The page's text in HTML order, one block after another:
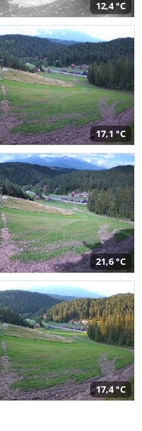
12,4 °C
17,1 °C
21,6 °C
17,4 °C